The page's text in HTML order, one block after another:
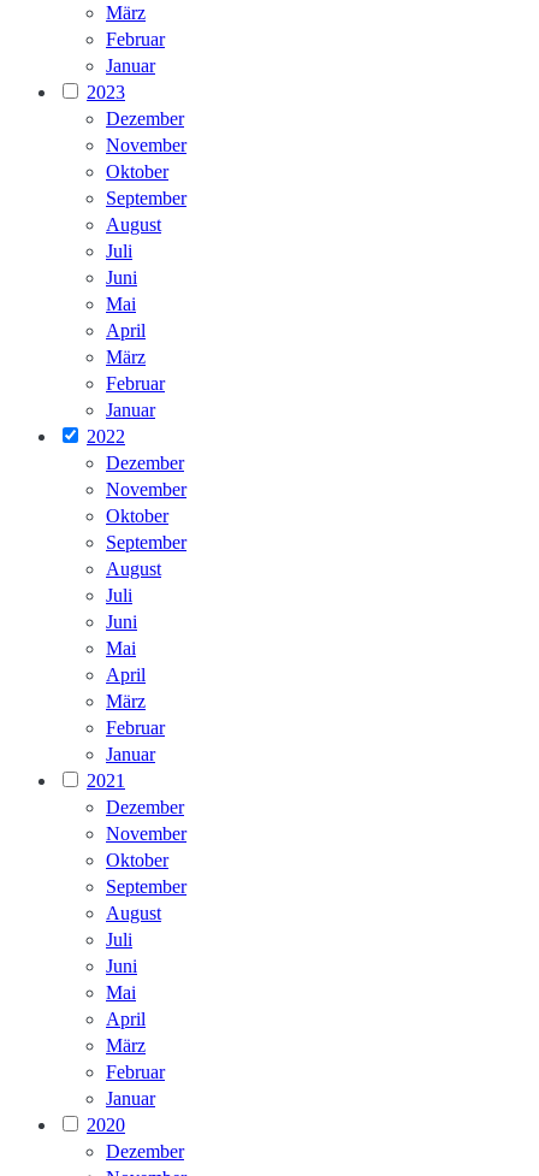
März
Februar
Januar
2023
Dezember
November
Oktober
September
August
Juli
Juni
Mai
April
März
Februar
Januar
2022
Dezember
November
Oktober
September
August
Juli
Juni
Mai
April
März
Februar
Januar
2021
Dezember
November
Oktober
September
August
Juli
Juni
Mai
April
März
Februar
Januar
2020
Dezember